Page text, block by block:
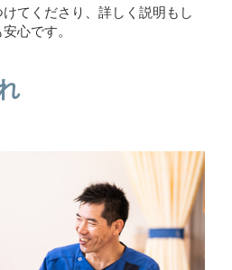
てくださり、詳しく説明もし
心です。